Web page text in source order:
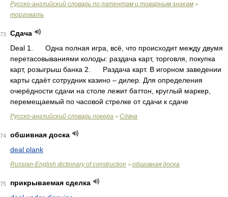
Русско-английский словарь по патентам и товарным знакам >
торговать
73
Сдача
Deal 1. Одна полная игра, всё, что происходит между двумя
перетасовываниями колоды: раздача карт, торговля, покупка
карт, розыгрыш банка 2. Раздача карт. В игорном заведении
карты сдаёт сотрудник казино – дилер. Для определения
очерёдности сдачи на столе лежит баттон, круглый маркер,
перемещаемый по часовой стрелке от сдачи к сдаче
Русско-английский словарь покера > Сдача
74
обшивная доска
deal plank
Russian-English dictionary of construction > обшивная доска
75
прикрываемая сделка